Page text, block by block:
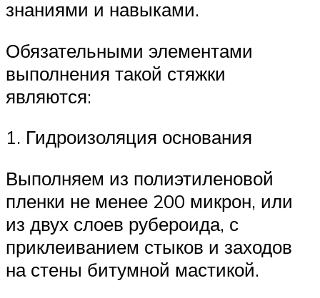
знаниями и навыками.
Обязательными элементами
выполнения такой стяжки
являются:
1. Гидроизоляция основания
Выполняем из полиэтиленовой
пленки не менее 200 микрон, или
из двух слоев рубероида, с
приклеиванием стыков и заходов
на стены битумной мастикой.